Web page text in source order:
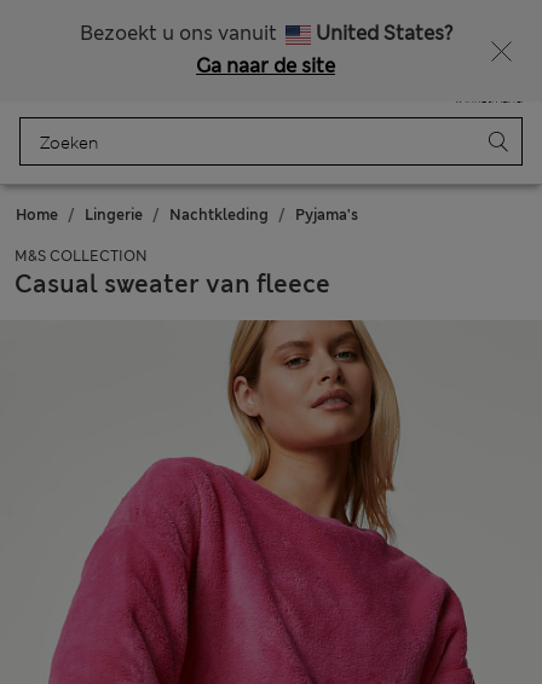
Bezoekt u ons vanuit
United States?
Ga naar de site
Winkelmand
Home Lingerie Nachtkleding Pyjama's
M&S COLLECTION
Casual sweater van fleece